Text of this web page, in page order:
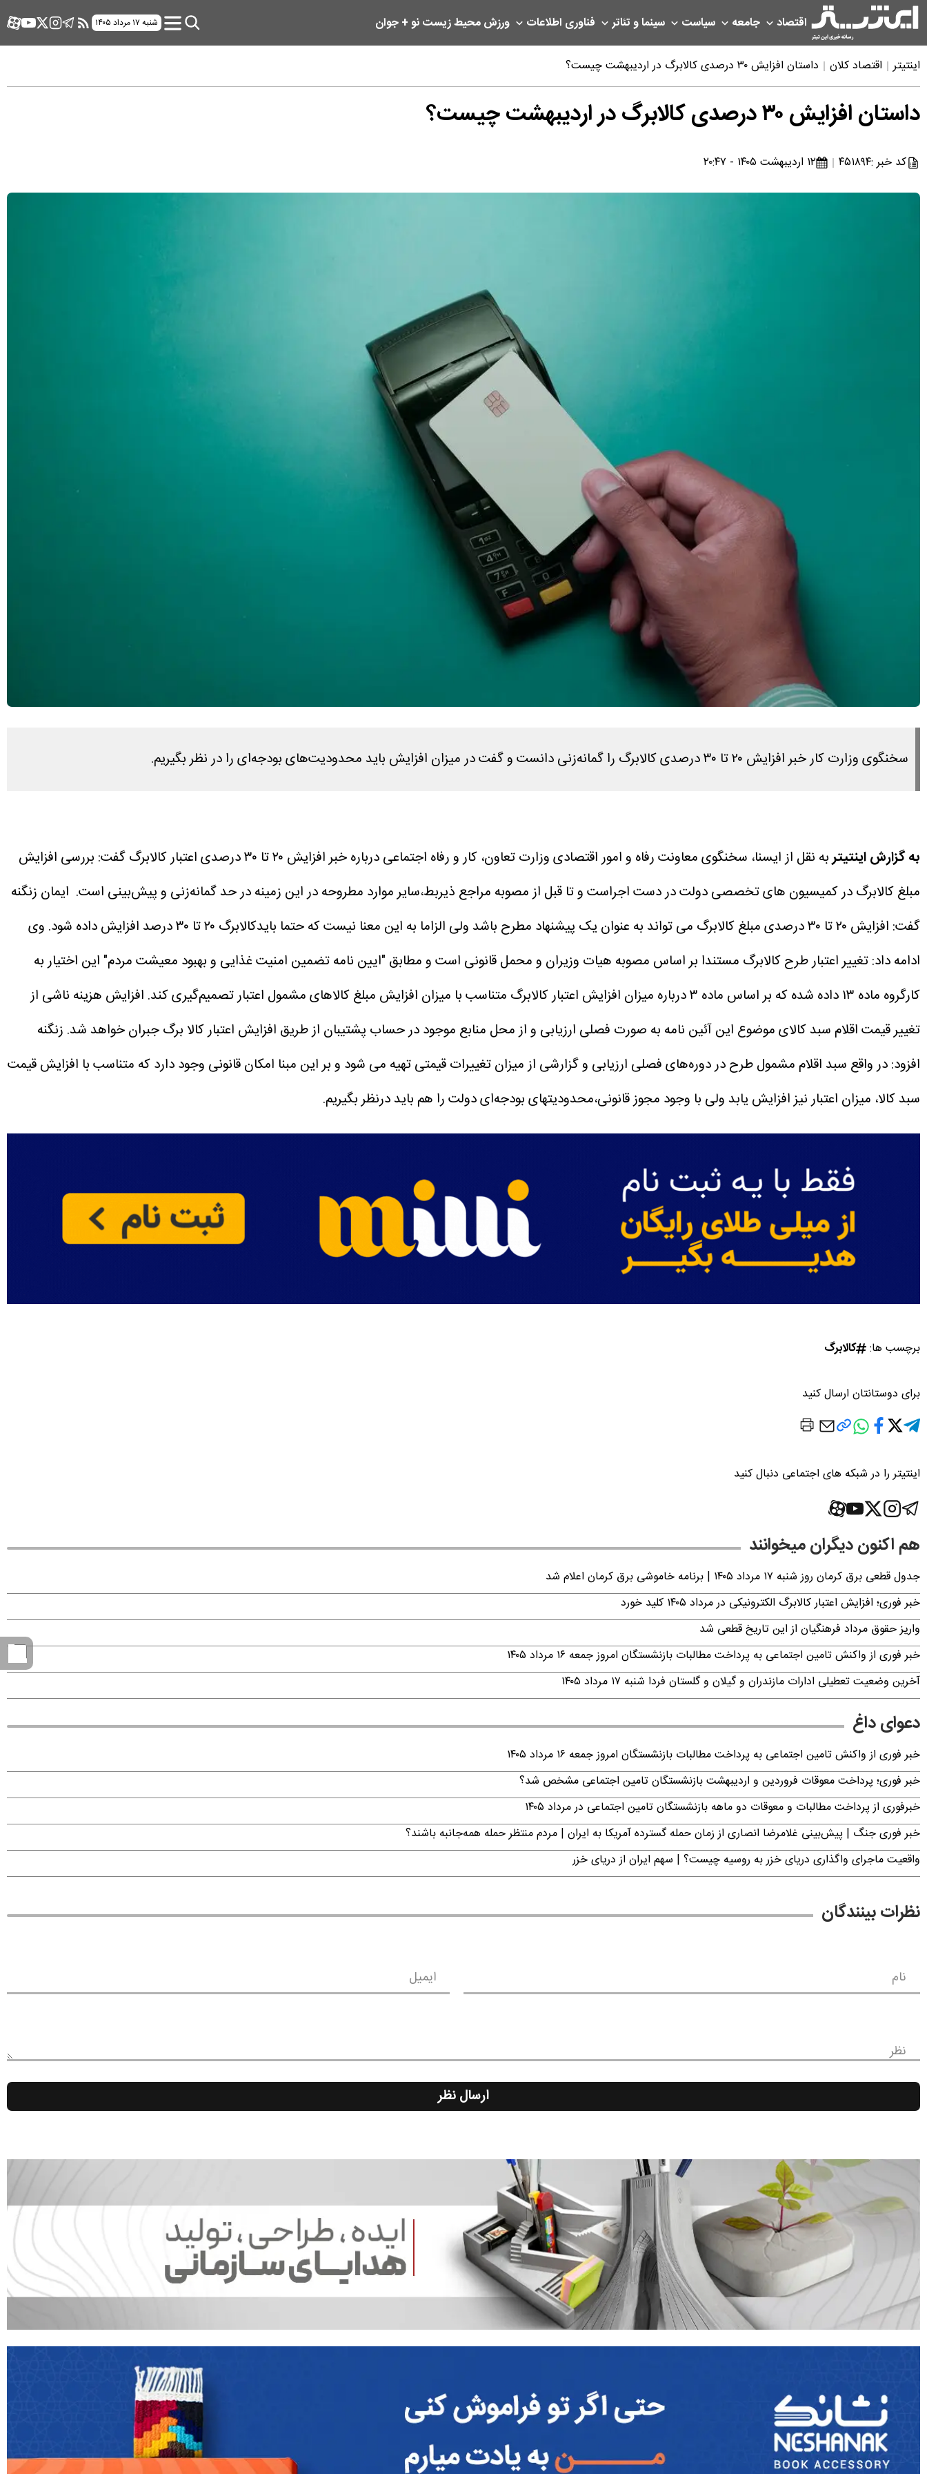
اقتصاد جامعه سیاست سینما و تئاتر فناوری اطلاعات ورزشمحیط زیستنو + جوان شنبه ۱۷ مرداد ۱۴۰۵
اینتیتر اقتصاد کلان داستان افزایش ۳۰ درصدی کالابرگ در اردیبهشت چیست؟
داستان افزایش ۳۰ درصدی کالابرگ در اردیبهشت چیست؟
کد خبر :۴۵۱۸۹۴ ۱۲ اردیبهشت ۱۴۰۵ - ۲۰:۴۷
سخنگوی وزارت کار خبر افزایش ۲۰ تا ۳۰ درصدی کالابرگ را گمانه‌زنی دانست و گفت در میزان افزایش باید محدودیت‌های بودجه‌ای را در نظر بگیریم.
به گزارش اینتیتر
به نقل از ایسنا، سخنگوی معاونت رفاه و امور اقتصادی وزارت تعاون، کار و رفاه اجتماعی درباره خبر افزایش ۲۰ تا ۳۰ درصدی اعتبار کالابرگ گفت: بررسی افزایش
مبلغ کالابرگ در کمیسیون های تخصصی دولت در دست اجراست و تا قبل از مصوبه مراجع ذیربط،سایر موارد مطروحه در این زمینه در حد گمانه‌زنی و پیش‌بینی است. ایمان زنگنه
گفت: افزایش ۲۰ تا ۳۰ درصدی مبلغ کالابرگ می تواند به عنوان یک پیشنهاد مطرح باشد ولی الزاما به این معنا نیست که حتما بایدکالابرگ ۲۰ تا ۳۰ درصد افزایش داده شود.
وی
ادامه داد: تغییر اعتبار طرح کالابرگ مستندا بر اساس مصوبه هیات وزیران و محمل قانونی است و مطابق "ایین نامه تضمین امنیت غذایی و بهبود معیشت مردم" این اختیار به
کارگروه ماده ۱۳ داده شده که بر اساس ماده ۳ درباره میزان افزایش اعتبار کالابرگ متناسب با میزان افزایش مبلغ کالاهای مشمول اعتبار تصمیم‌گیری کند.
افزایش هزینه ناشی از
تغییر قیمت اقلام سبد کالای موضوع این آئین نامه به صورت فصلی ارزیابی و از محل منابع موجود در حساب پشتیبان از طریق افزایش اعتبار کالا برگ جبران خواهد شد. زنگنه
افزود: در واقع سبد اقلام مشمول طرح در دوره‌های فصلی ارزیابی و گزارشی از میزان تغییرات قیمتی تهیه می شود و بر این مبنا امکان قانونی وجود دارد که متناسب با افزایش قیمت
سبد کالا، میزان اعتبار نیز افزایش یابد ولی با وجود مجوز قانونی،محدودیتهای بودجه‌ای دولت را هم باید درنظر بگیریم.
برچسب ها: کالابرگ
برای دوستانتان ارسال کنید
اینتیتر را در شبکه های اجتماعی دنبال کنید
هم اکنون دیگران میخوانند
جدول قطعی برق کرمان روز شنبه ۱۷ مرداد ۱۴۰۵ | برنامه خاموشی برق کرمان اعلام شد
خبر فوری؛ افزایش اعتبار کالابرگ الکترونیکی در مرداد ۱۴۰۵ کلید خورد
واریز حقوق مرداد فرهنگیان از این تاریخ قطعی شد
خبر فوری از واکنش تامین اجتماعی به پرداخت مطالبات بازنشستگان امروز جمعه ۱۶ مرداد ۱۴۰۵
آخرین وضعیت تعطیلی ادارات مازندران و گیلان و گلستان فردا شنبه ۱۷ مرداد ۱۴۰۵
دعوای داغ
خبر فوری از واکنش تامین اجتماعی به پرداخت مطالبات بازنشستگان امروز جمعه ۱۶ مرداد ۱۴۰۵
خبر فوری؛ پرداخت معوقات فروردین و اردیبهشت بازنشستگان تامین اجتماعی مشخص شد؟
خبرفوری از پرداخت مطالبات و معوقات دو ماهه بازنشستگان تامین اجتماعی در مرداد ۱۴۰۵
خبر فوری جنگ | پیش‌بینی غلامرضا انصاری از زمان حمله گسترده آمریکا به ایران | مردم منتظر حمله همه‌جانبه باشند؟
واقعیت ماجرای واگذاری دریای خزر به روسیه چیست؟ | سهم ایران از دریای خزر
نظرات بینندگان
نام ایمیل
نظر
ارسال نظر